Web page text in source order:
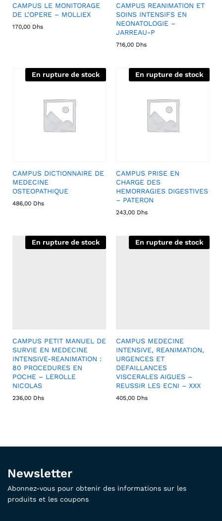
CAMPUS LE MONITORAGE
DE L’OPERE – MOLLIEX
170,00 Dhs
CAMPUS REANIMATION ET
SOINS INTENSIFS EN
NEONATOLOGIE –
JARREAU-P
716,00 Dhs
En rupture de stock
CAMPUS DICTIONNAIRE DE
MEDECINE
OSTEOPATHIQUE
486,00 Dhs
En rupture de stock
CAMPUS PRISE EN
CHARGE DES
HEMORRAGIES DIGESTIVES
– PATERON
243,00 Dhs
En rupture de stock
CAMPUS PETIT MANUEL DE
SURVIE EN MEDECINE
INTENSIVE-REANIMATION :
80 PROCEDURES EN
POCHE – LEROLLE
NICOLAS
236,00 Dhs
En rupture de stock
CAMPUS MEDECINE
INTENSIVE, REANIMATION,
URGENCES ET
DEFAILLANCES
VISCERALES AIGUES –
REUSSIR LES ECNI – XXX
405,00 Dhs
Newsletter
Abonnez-vous pour obtenir des informations sur les
produits et les coupons